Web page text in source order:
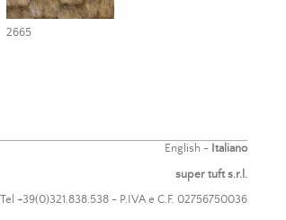
2665
English - Italiano
super tuft s.r.l.
+39(0)321.838.538 - P.IVA e C.F. 02756750036